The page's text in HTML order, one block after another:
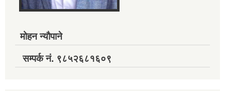
मोहन न्यौपाने
सम्पर्क नं. ९८५२६८१६०९